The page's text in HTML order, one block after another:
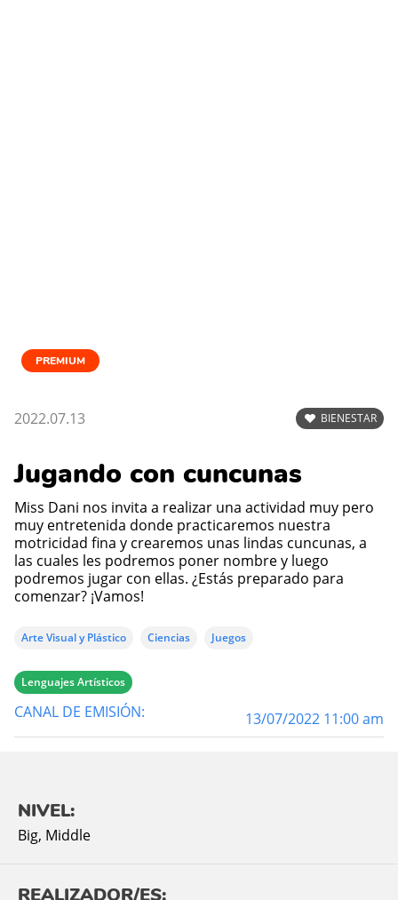
PREMIUM
2022.07.13 BIENESTAR
Jugando con cuncunas
Miss Dani nos invita a realizar una actividad muy pero
muy entretenida donde practicaremos nuestra
motricidad fina y crearemos unas lindas cuncunas, a
las cuales les podremos poner nombre y luego
podremos jugar con ellas. ¿Estás preparado para
comenzar? ¡Vamos!
Arte Visual y Plástico Ciencias Juegos
Lenguajes Artísticos
CANAL DE EMISIÓN: 13/07/2022 11:00 am
NIVEL:
Big, Middle
REALIZADOR/ES: